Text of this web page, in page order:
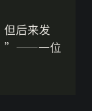
但后来发
”——一位